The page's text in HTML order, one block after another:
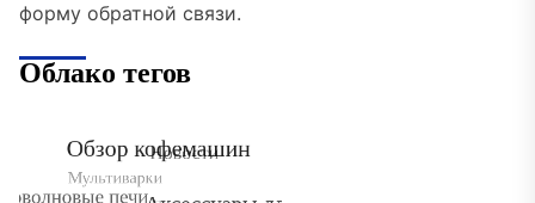
форму обратной связи.
Облако тегов